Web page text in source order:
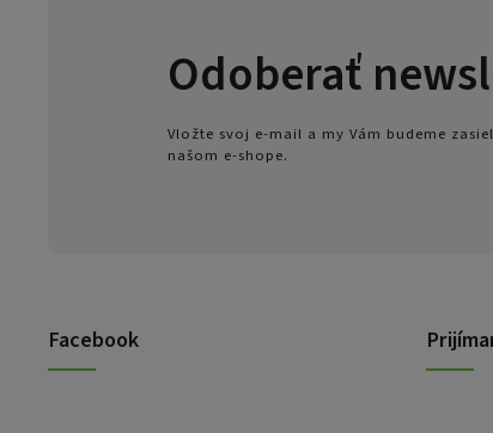
Facebook
Odoberať
Vložte svoj e-mail a my Vám budeme
našom e-shope.